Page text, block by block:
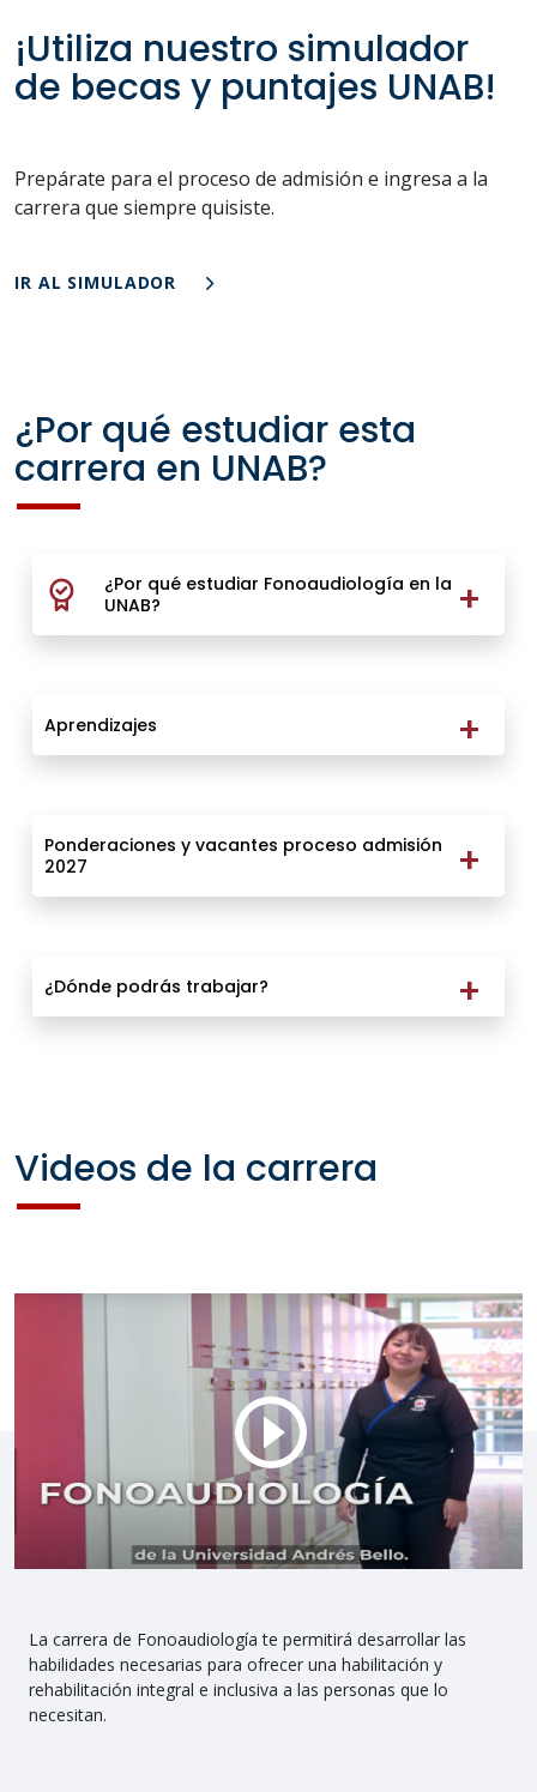
¡Utiliza nuestro simulador
de becas y puntajes UNAB!
Prepárate para el proceso de admisión e ingresa a la
carrera que siempre quisiste.
IR AL SIMULADOR
¿Por qué estudiar esta
carrera en UNAB?
¿Por qué estudiar Fonoaudiología en la
UNAB?
Aprendizajes
Ponderaciones y vacantes proceso admisión
2027
¿Dónde podrás trabajar?
Videos de la carrera
La carrera de Fonoaudiología te permitirá desarrollar las
habilidades necesarias para ofrecer una habilitación y
rehabilitación integral e inclusiva a las personas que lo
necesitan.